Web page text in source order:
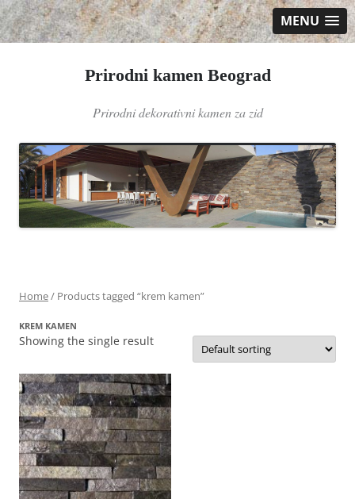
MENU
Prirodni kamen Beograd
Prirodni dekorativni kamen za zid
Home/ Products tagged “krem kamen”
KREM KAMEN
Showing the single result